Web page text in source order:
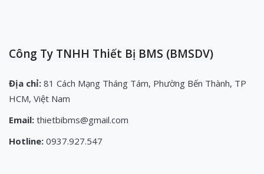
Công Ty TNHH Thiết Bị BMS (BMSDV)
Địa chỉ: 81 Cách Mạng Tháng Tám, Phường Bến Thành, TP
HCM, Việt Nam
Email: thietbibms@gmail.com
Hotline: 0937.927.547